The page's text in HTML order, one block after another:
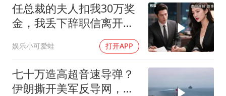
任总裁的夫人扣我30万奖
金，我丢下辞职信离开，
当晚她慌忙问：甲方只和
你签约
娱乐小可爱蛙 打开APP
七十万造高超音速导弹？
伊朗撕开美军反导网，炸